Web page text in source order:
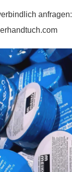
anfragen: